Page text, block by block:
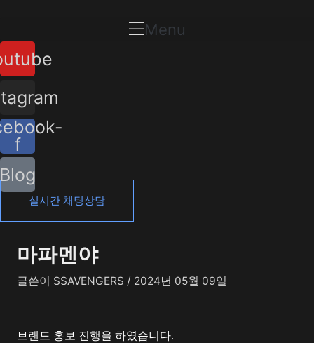
츠
로
건
너
뛰
기
Menu
f
Blog
실시간 채팅상담
마파멘야
글쓴이 SSAVENGERS / 2024년 05월 09일
브랜드 홍보 진행을 하였습니다.
트
탐
색